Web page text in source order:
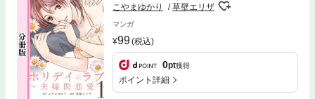
こやまゆかり 草壁エリザ
マンガ
99(税込)
0pt獲得
ポイント詳細